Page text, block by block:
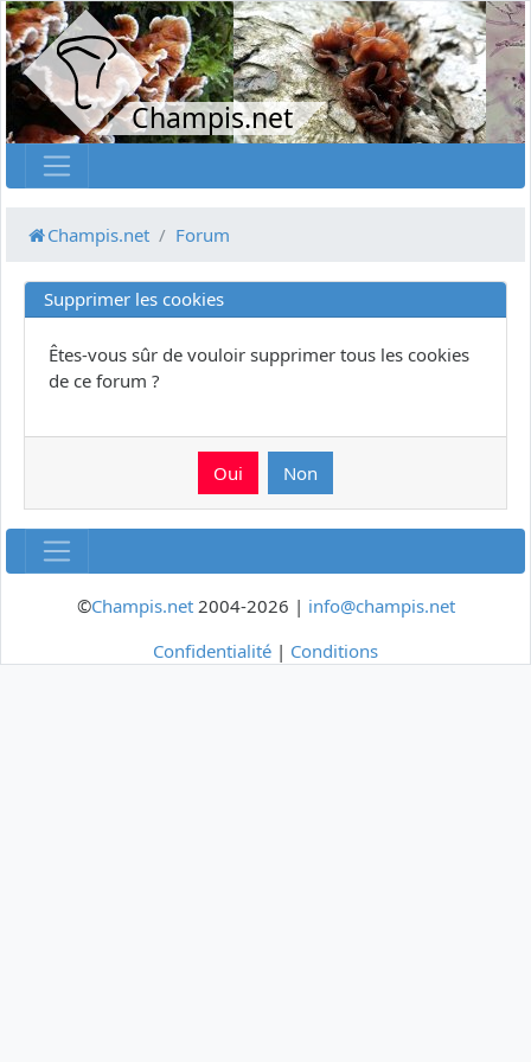
Champis.net
Champis.net Forum
Supprimer les cookies
Êtes-vous sûr de vouloir supprimer tous les cookies
de ce forum ?
©Champis.net2004-2026 | info@champis.net
Confidentialité | Conditions